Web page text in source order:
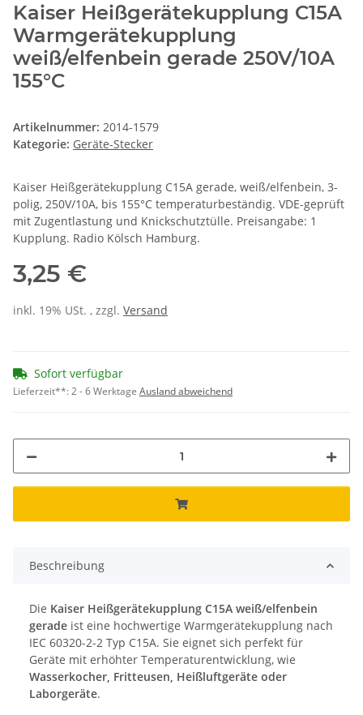
Kaiser Heißgerätekupplung C15A
Warmgerätekupplung
weiß/elfenbein gerade 250V/10A
155°C
Artikelnummer: 2014-1579
Kategorie: Geräte-Stecker
Kaiser Heißgerätekupplung C15A gerade, weiß/elfenbein, 3-
polig, 250V/10A, bis 155°C temperaturbeständig. VDE-geprüft
mit Zugentlastung und Knickschutztülle. Preisangabe: 1
Kupplung. Radio Kölsch Hamburg.
3,25 €
inkl. 19% USt. , zzgl. Versand
Sofort verfügbar
Lieferzeit**:2 - 6 Werktage Ausland abweichend
Beschreibung
Die Kaiser Heißgerätekupplung C15A weiß/elfenbein
gerade ist eine hochwertige Warmgerätekupplung nach
IEC 60320-2-2 Typ C15A. Sie eignet sich perfekt für
Geräte mit erhöhter Temperaturentwicklung, wie
Wasserkocher, Fritteusen, Heißluftgeräte oder
Laborgeräte.